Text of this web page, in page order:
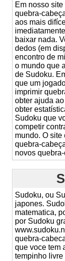
Em nosso
quebra-
aos mais
baixar nada.
dedos (em
encontro de
o mundo que
de Sudoku.
que um
imprimir
obter ajuda
obter
Sudoku que
competir
mundo. O
quebra-
novos
Sudoku, ou
japones.
matematica,
por Sudoku
quebra-
que voce tem
tempinho livre